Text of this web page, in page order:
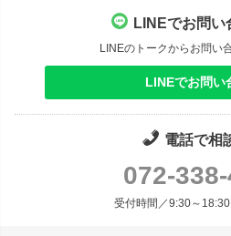
LINEでお問い
LINEのトークからお問い
LINEでお問い
電話で相
072-
受付時間／9:30～18:30